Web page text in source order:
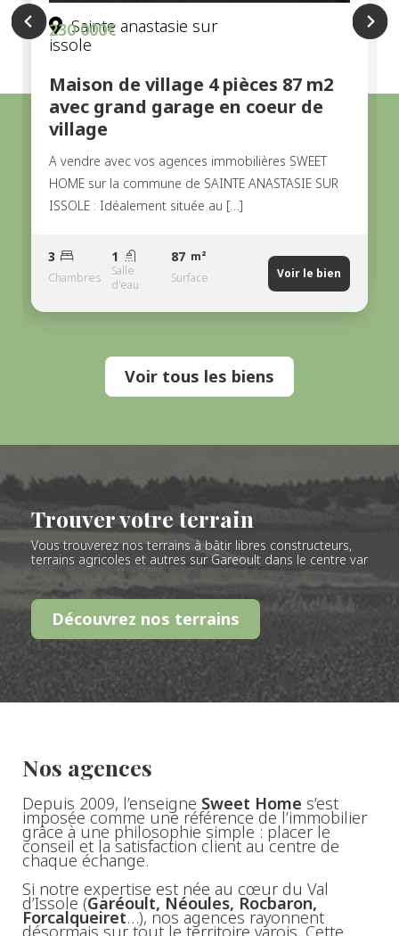
Sainte anastasie sur
issole
230 000€
Maison de village 4 pièces 87 m2
avec grand garage en coeur de
village
A vendre avec vos agences immobilières SWEET
HOME sur la commune de SAINTE ANASTASIE SUR
ISSOLE : Idéalement située au […]
3
Chambres
1
Salle
d'eau
87 m²
Surface
Voir le bien
Voir tous les biens
Trouver votre terrain
Vous trouverez nos terrains à bâtir libres constructeurs,
terrains agricoles et autres sur Gareoult dans le centre var
Découvrez nos terrains
Nos agences
Depuis 2009, l’enseigne Sweet Home s’est
imposée comme une référence de l’immobilier
grâce à une philosophie simple : placer le
conseil et la satisfaction client au centre de
chaque échange.
Si notre expertise est née au cœur du Val
d’Issole (Garéoult, Néoules, Rocbaron,
Forcalqueiret…), nos agences rayonnent
désormais sur tout le territoire varois. Cette